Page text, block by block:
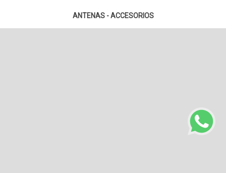
ANTENAS - ACCESORIOS